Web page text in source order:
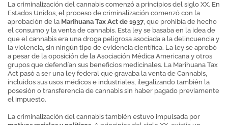
La criminalización del cannabis comenzó a principios del siglo XX. En
Estados Unidos, el proceso de criminalización comenzó con la
aprobación de la Marihuana Tax Act de 1937, que prohibía de hecho
el consumo y la venta de cannabis. Esta ley se basaba en la idea de
que el cannabis era una droga peligrosa asociada a la delincuencia y
la violencia, sin ningún tipo de evidencia científica. La ley se aprobó
a pesar de la oposición de la Asociación Médica Americana y otros
grupos que defendían sus beneficios medicinales. La Marihuana Tax
Act pasó a ser una ley federal que gravaba la venta de Cannabis,
incluidos sus usos médicos e industriales, ilegalizando también la
posesión o transferencia de cannabis sin haber pagado previamente
el impuesto.
La criminalización del cannabis también estuvo impulsada por